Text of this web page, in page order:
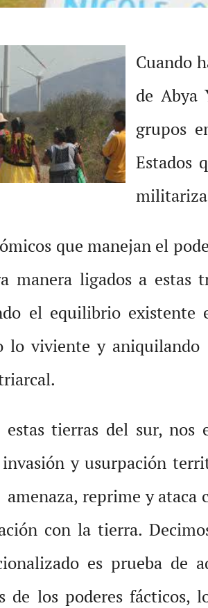
Cuando
de Abya
grupos
Estados
que manejan el
manera ligados a
el equilibrio
lo viviente y
tierras del sur,
y usurpación
reprime y ataca
con la tierra.
es prueba de
de los poderes fácticos,